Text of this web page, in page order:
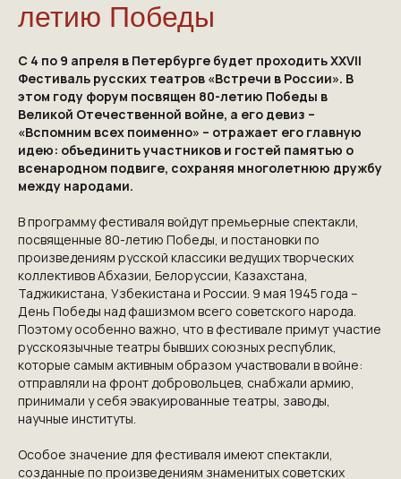
летию Победы
С 4 по 9 апреля в Петербурге будет проходить XXVII
Фестиваль русских театров «Встречи в России». В
этом году форум посвящен 80-летию Победы в
Великой Отечественной войне, а его девиз –
«Вспомним всех поименно» – отражает его главную
идею: объединить участников и гостей памятью о
всенародном подвиге, сохраняя многолетнюю дружбу
между народами.
В программу фестиваля войдут премьерные спектакли,
посвященные 80-летию Победы, и постановки по
произведениям русской классики ведущих творческих
коллективов Абхазии, Белоруссии, Казахстана,
Таджикистана, Узбекистана и России. 9 мая 1945 года –
День Победы над фашизмом всего советского народа.
Поэтому особенно важно, что в фестивале примут участие
русскоязычные театры бывших союзных республик,
которые самым активным образом участвовали в войне:
отправляли на фронт добровольцев, снабжали армию,
принимали у себя эвакуированные театры, заводы,
научные институты.
Особое значение для фестиваля имеют спектакли,
созданные по произведениям знаменитых советских